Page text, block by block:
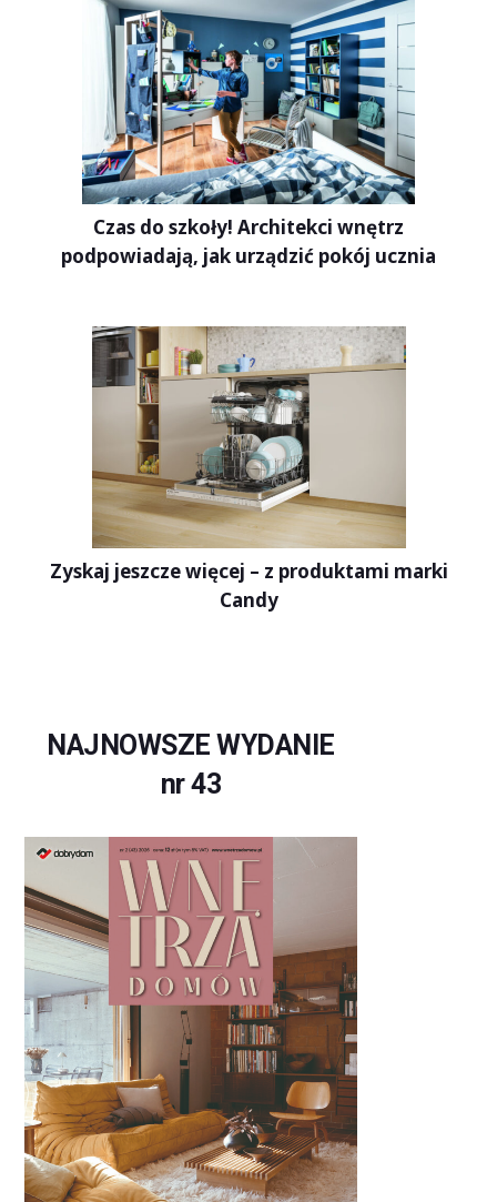
Czas do szkoły! Architekci wnętrz
podpowiadają, jak urządzić pokój ucznia
Zyskaj jeszcze więcej – z produktami marki
Candy
NAJNOWSZE WYDANIE
nr 43